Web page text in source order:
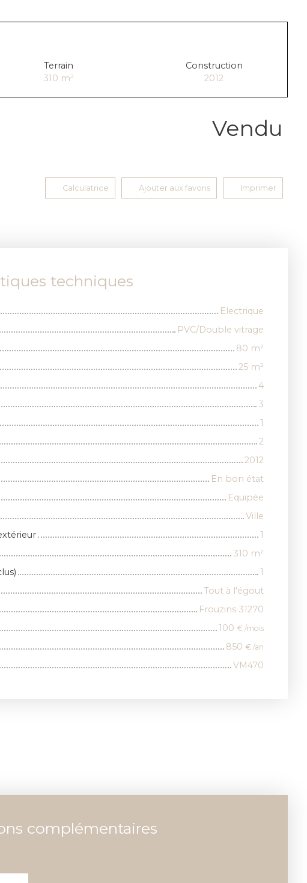
Terrain
310 m²
Construction
2012
Vendu
Calculatrice Ajouter aux favoris Imprimer
techniques
Electrique
PVC/Double vitrage
80 m²
25 m²
4
3
1
2
2012
En bon état
Equipée
Ville
1
310 m²
1
Tout à l'égout
Frouzins 31270
100 € /mois
850 € /an
VM470
complémentaires